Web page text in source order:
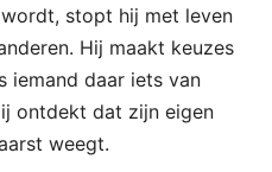
stopt hij met leven
Hij maakt keuzes
iemand daar iets van
ontdekt dat zijn eigen
weegt.